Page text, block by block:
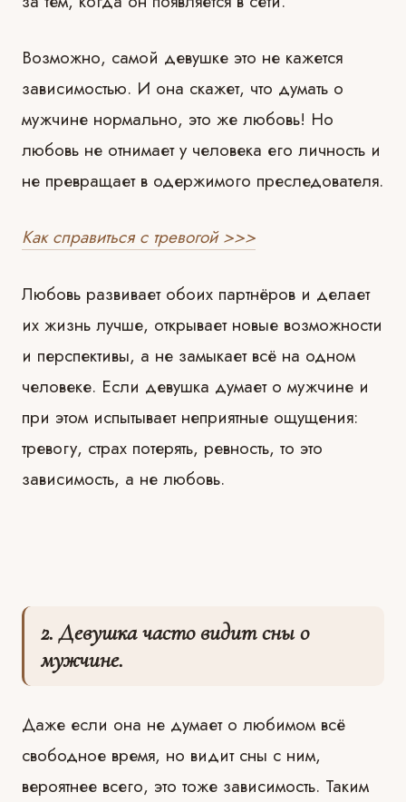
Возможно, самой девушке это не кажется
зависимостью. И она скажет, что думать о
мужчине нормально, это же любовь! Но
любовь не отнимает у человека его личность и
не превращает в одержимого преследователя.
Как справиться с тревогой >>>
Любовь развивает обоих партнёров и делает
их жизнь лучше, открывает новые возможности
и перспективы, а не замыкает всё на одном
человеке. Если девушка думает о мужчине и
при этом испытывает неприятные ощущения:
тревогу, страх потерять, ревность, то это
зависимость, а не любовь.
2. Девушка часто видит сны о
мужчине.
Даже если она не думает о любимом всё
свободное время, но видит сны с ним,
вероятнее всего, это тоже зависимость. Таким